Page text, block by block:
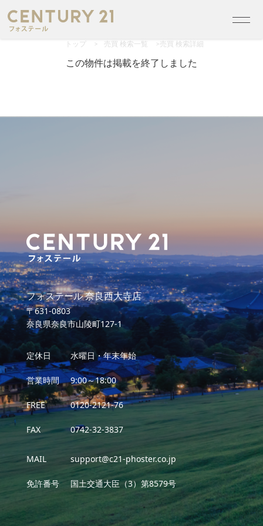
トップ > 売買 検索一覧 > 売買 検索詳細
この物件は掲載を終了しました
フォステール 奈良西大寺店
〒631-0803
奈良県奈良市山陵町127-1
定休日 水曜日・年末年始
営業時間 9:00～18:00
FREE 0120-2121-76
FAX 0742-32-3837
MAIL support@c21-phoster.co.jp
免許番号 国土交通大臣（3）第8579号